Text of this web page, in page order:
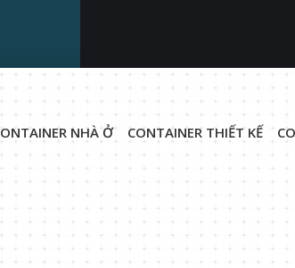
NHÀ Ở CONTAINER THIẾT KẾ